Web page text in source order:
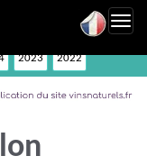
2023 2022